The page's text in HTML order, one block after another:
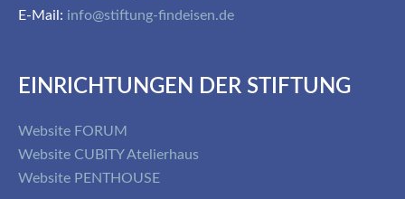
E-Mail: info@stiftung-findeisen.de
EINRICHTUNGEN DER STIFTUNG
Website FORUM
Website CUBITY Atelierhaus
Website PENTHOUSE